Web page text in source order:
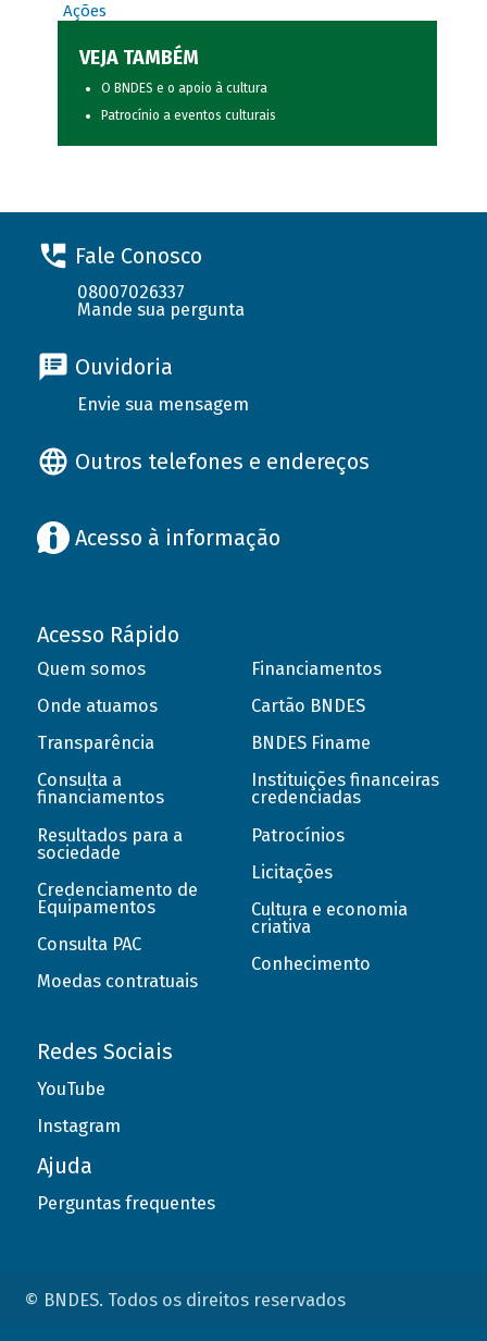
Ações
VEJA TAMBÉM
O BNDES e o apoio à cultura
Patrocínio a eventos culturais
Fale Conosco
08007026337
Mande sua pergunta
Ouvidoria
Envie sua mensagem
Outros telefones e endereços
Acesso à informação
Acesso Rápido
Quem somos
Onde atuamos
Transparência
Consulta a
financiamentos
Resultados para a
sociedade
Credenciamento de
Equipamentos
Consulta PAC
Moedas contratuais
Financiamentos
Cartão BNDES
BNDES Finame
Instituições financeiras
credenciadas
Patrocínios
Licitações
Cultura e economia
criativa
Conhecimento
Redes Sociais
YouTube
Instagram
Ajuda
Perguntas frequentes
© BNDES. Todos os direitos reservados